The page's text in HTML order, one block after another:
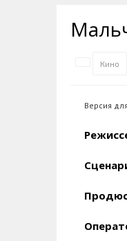
Их надо
Наркоте
Аварии
Кино
Версия